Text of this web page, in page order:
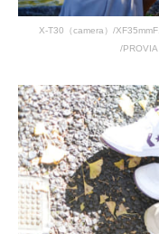
X-T30（camera）/
/PROVIA